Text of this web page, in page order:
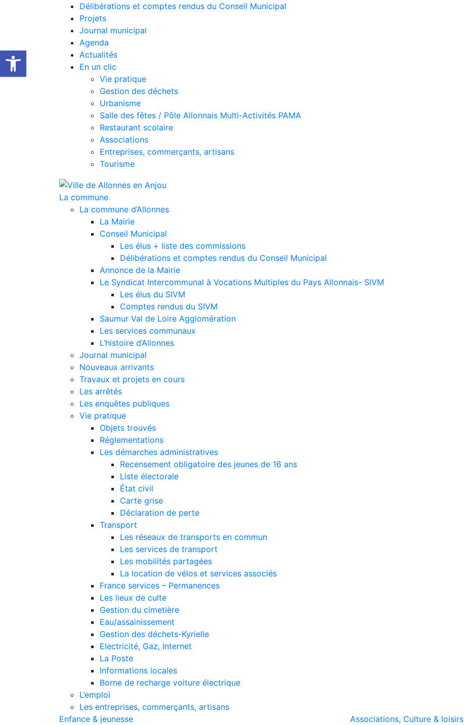
Délibérations et comptes rendus du Conseil Municipal
Projets
Journal municipal
Agenda
Actualités
En un clic
Vie pratique
Gestion des déchets
Urbanisme
Salle des fêtes / Pôle Allonnais Multi-Activités PAMA
Restaurant scolaire
Associations
Entreprises, commerçants, artisans
Tourisme
La commune
La commune d’Allonnes
La Mairie
Conseil Municipal
Les élus + liste des commissions
Délibérations et comptes rendus du Conseil Municipal
Annonce de la Mairie
Le Syndicat Intercommunal à Vocations Multiples du Pays Allonnais- SIVM
Les élus du SIVM
Comptes rendus du SIVM
Saumur Val de Loire Agglomération
Les services communaux
L’histoire d’Allonnes
Journal municipal
Nouveaux arrivants
Travaux et projets en cours
Les arrêtés
Les enquêtes publiques
Vie pratique
Objets trouvés
Réglementations
Les démarches administratives
Recensement obligatoire des jeunes de 16 ans
Liste électorale
État civil
Carte grise
Déclaration de perte
Transport
Les réseaux de transports en commun
Les services de transport
Les mobilités partagées
La location de vélos et services associés
France services – Permanences
Les lieux de culte
Gestion du cimetière
Eau/assainissement
Gestion des déchets-Kyrielle
Electricité, Gaz, Internet
La Poste
Informations locales
Borne de recharge voiture électrique
L’emploi
Les entreprises, commerçants, artisans
Enfance & jeunesse
Associations, Culture & loisirs
Ouvrir la barre d’outils